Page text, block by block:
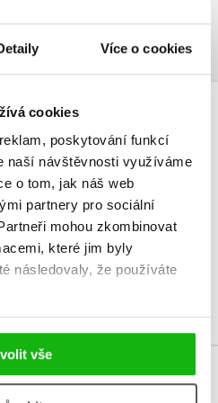
Více o cookies
cookies
poskytování funkcí
naší návštěvnosti využíváme
o tom, jak náš web
partnery pro sociální
mohou zkombinovat
které jim byly
následovaly, že používáte
vše
žádná uživatelská hodnocení.
pouze registrovaní uživatelé
TAKÉ ZAJÍMAT